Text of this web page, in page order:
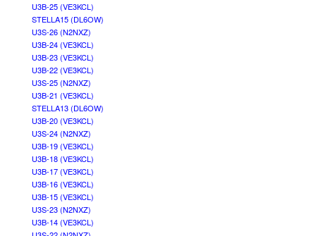
U3B-25 (VE3KCL)
STELLA15 (DL6OW)
U3S-26 (N2NXZ)
U3B-24 (VE3KCL)
U3B-23 (VE3KCL)
U3B-22 (VE3KCL)
U3S-25 (N2NXZ)
U3B-21 (VE3KCL)
STELLA13 (DL6OW)
U3B-20 (VE3KCL)
U3S-24 (N2NXZ)
U3B-19 (VE3KCL)
U3B-18 (VE3KCL)
U3B-17 (VE3KCL)
U3B-16 (VE3KCL)
U3B-15 (VE3KCL)
U3S-23 (N2NXZ)
U3B-14 (VE3KCL)